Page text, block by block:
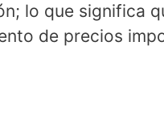
lo que significa
de precios